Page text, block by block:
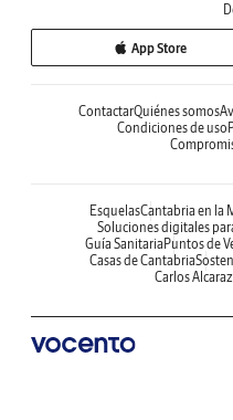
App Store
ContactarQuiénes somos
Condiciones de uso
EsquelasCantabria en la
Soluciones digitales
Guía Sanitaria Puntos de
Casas de Cantabria
Carlos Alcaraz